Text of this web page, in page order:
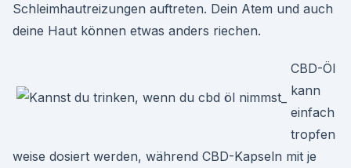
Schleimhautreizungen auftreten. Dein Atem und auch
deine Haut können etwas anders riechen.
CBD-Öl
kann
einfach
tropfen
weise dosiert werden, während CBD-Kapseln mit je